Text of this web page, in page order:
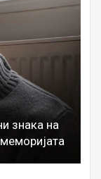
знака на